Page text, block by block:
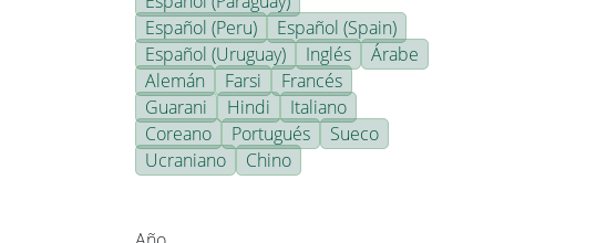
Español (Peru)
Español (Spain)
Español (Uruguay)
Inglés
Árabe
Alemán
Farsi
Francés
Guarani
Hindi
Italiano
Coreano
Portugués
Sueco
Ucraniano
Chino